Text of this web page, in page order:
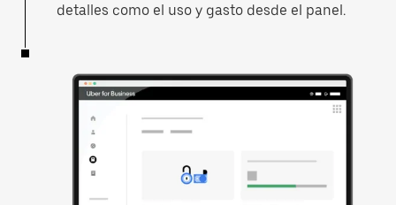
detalles como el uso y gasto desde el panel.